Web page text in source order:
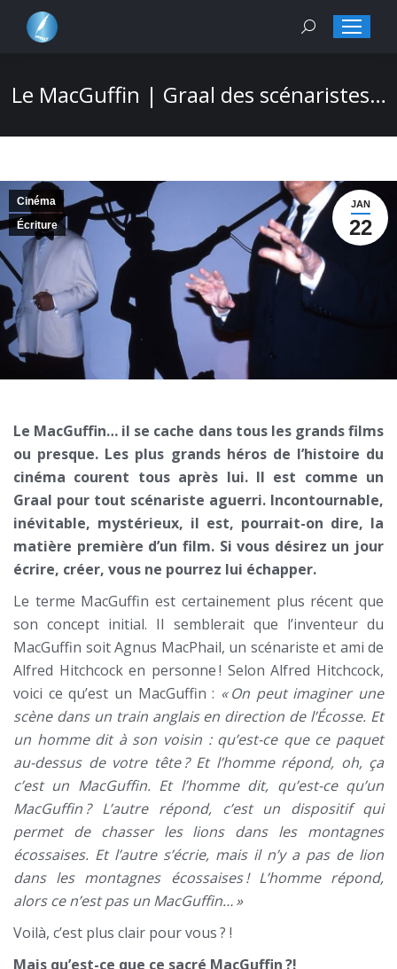
Search:
Le MacGuffin | Graal des scénaristes…
JAN
22
Cinéma
Écriture
Le MacGuffin… il se cache dans tous les grands films
ou presque. Les plus grands héros de l’histoire du
cinéma courent tous après lui. Il est comme un
Graal pour tout scénariste aguerri. Incontournable,
inévitable, mystérieux, il est, pourrait-on dire, la
matière première d’un film. Si vous désirez un jour
écrire, créer, vous ne pourrez lui échapper.
Le terme MacGuffin est certainement plus récent que
son concept initial. Il semblerait que l’inventeur du
MacGuffin soit Agnus MacPhail, un scénariste et ami de
Alfred Hitchcock en personne ! Selon Alfred Hitchcock,
voici ce qu’est un MacGuffin : « On peut imaginer une
scène dans un train anglais en direction de l’Écosse. Et
un homme dit à son voisin : qu’est-ce que ce paquet
au-dessus de votre tête ? Et l’homme répond, oh, ça
c’est un MacGuffin. Et l’homme dit, qu’est-ce qu’un
MacGuffin ? L’autre répond, c’est un dispositif qui
permet de chasser les lions dans les montagnes
écossaises. Et l’autre s’écrie, mais il n’y a pas de lion
dans les montagnes écossaises! L’homme répond,
alors ce n’est pas un MacGuffin…»
Voilà, c’est plus clair pour vous ? !
Mais qu’est-ce que ce sacré MacGuffin?!